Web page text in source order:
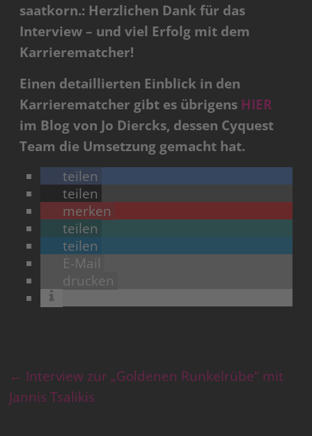
saatkorn.: Herzlichen Dank für das
Interview – und viel Erfolg mit dem
Karrierematcher!
Einen detaillierten Einblick in den
Karrierematcher gibt es übrigens HIER
im Blog von Jo Diercks, dessen Cyquest
Team die Umsetzung gemacht hat.
teilen
teilen
merken
teilen
teilen
E-Mail
drucken
← Interview zur „Goldenen Runkelrübe“ mit
Jannis Tsalikis